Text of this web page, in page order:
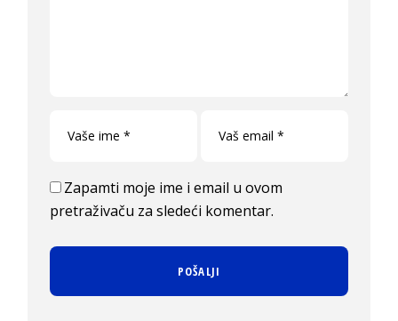
Zapamti moje ime i email u ovom
pretraživaču za sledeći komentar.